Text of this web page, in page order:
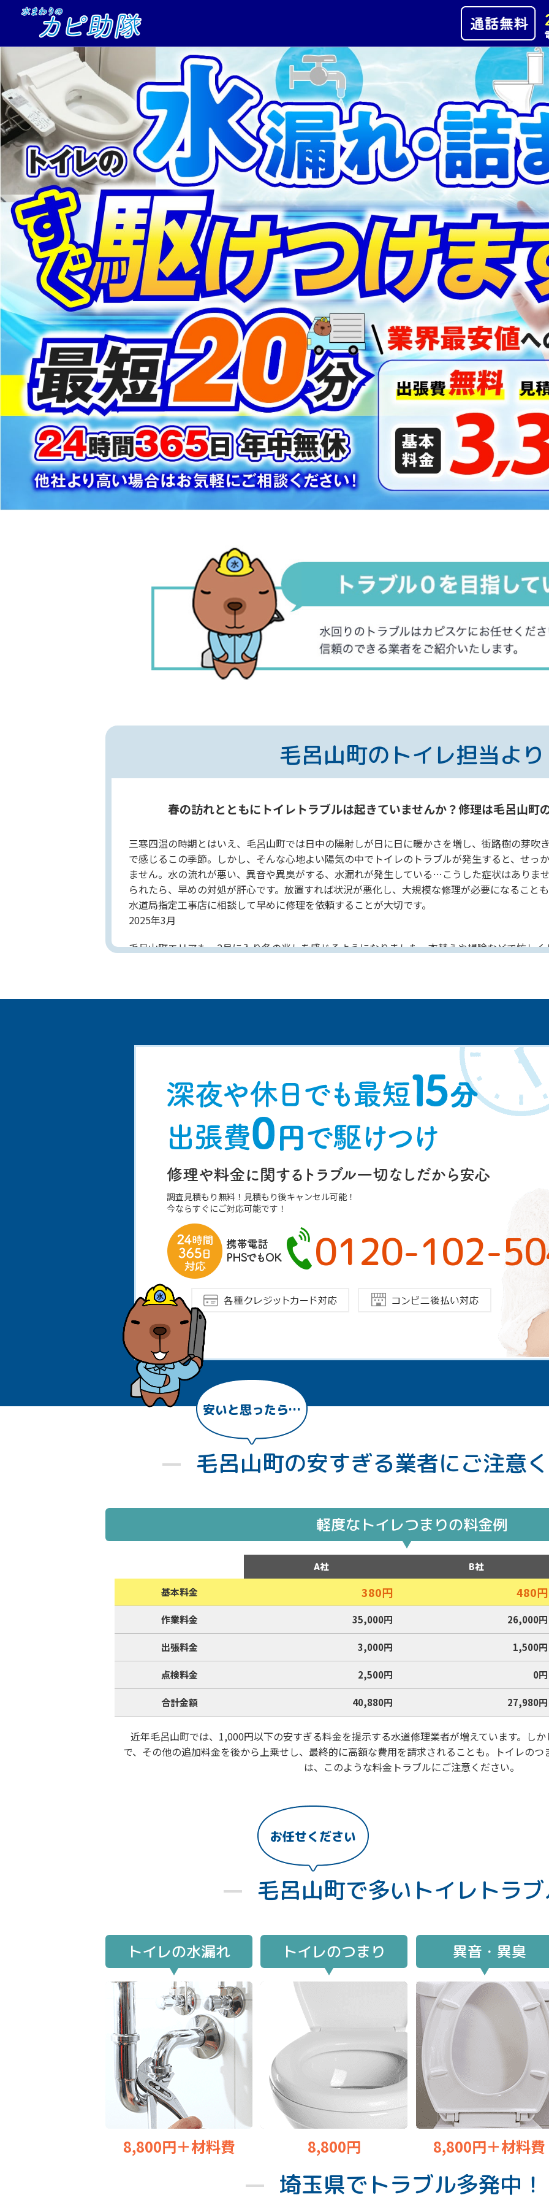
毛呂山町の トイレ担当より
春の訪れとともにトイレトラブルは起きていませんか？修理は毛呂山町
三寒四温の時期とはいえ、毛呂山町では日中の陽射しが日に日に暖かさを増し、街路樹の芽吹
で感じるこの季節。しかし、そんな心地よい陽気の中でトイレのトラブルが発生すると、せっ
ません。水の流れが悪い、異音や異臭がする、水漏れが発生している…こうした症状はありま
られたら、早めの対処が肝心です。放置すれば状況が悪化し、大規模な修理が必要になること
水道局指定工事店に相談して早めに修理を依頼することが大切です。
2025年3月
毛呂山町エリアも、2月に入り冬の兆しを感じるようになりました。衣替えや掃除などで忙し
調査見積もり無料！見積もり後キャンセル可能！
今ならすぐにご対応可能です！
0120-102-
安いと思ったら…
毛呂山町の安すぎる業者にご注意
軽度なトイレつまりの料金例
A社
B社
基本料金
380円 480円
作業料金 35,000円 26,000円
出張料金 3,000円 1,500円
点検料金 2,500円 0円
合計金額 40,880円 27,980円
近年毛呂山町では、1,000円以下の安すぎる料金を提示する水道修理業者が増えています。し
で、その他の追加料金を後から上乗せし、最終的に高額な費用を請求されることも。トイレの
は、このような料金トラブルにご注意ください。
お任せください
毛呂山町で多いトイレトラ
トイレの水漏れ
8,800円＋材料費
トイレのつまり
8,800円
異音・異臭
8,800円＋材料費
埼玉県でトラブル多発中！